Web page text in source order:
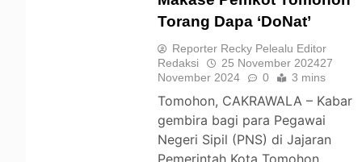
Torang Dapa ‘DoNat’
Reporter Recky Pelealu Editor
Redaksi
25 November 202427
November 2024
0 3 mins
Tomohon, CAKRAWALA – Kabar
gembira bagi para Pegawai
Negeri Sipil (PNS) di Jajaran